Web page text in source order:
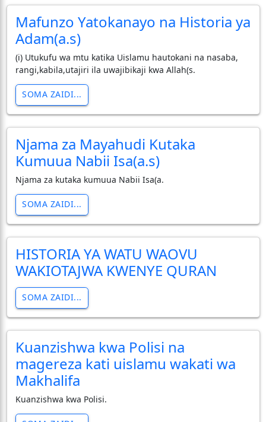
Mafunzo Yatokanayo na Historia ya
Adam(a.s)
(i) Utukufu wa mtu katika Uislamu hautokani na nasaba,
rangi,kabila,utajiri ila uwajibikaji kwa Allah(s.
SOMA ZAIDI...
Njama za Mayahudi Kutaka
Kumuua Nabii Isa(a.s)
Njama za kutaka kumuua Nabii Isa(a.
SOMA ZAIDI...
HISTORIA YA WATU WAOVU
WAKIOTAJWA KWENYE QURAN
SOMA ZAIDI...
Kuanzishwa kwa Polisi na
magereza kati uislamu wakati wa
Makhalifa
Kuanzishwa kwa Polisi.